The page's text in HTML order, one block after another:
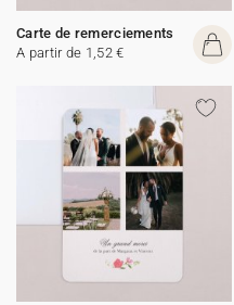
Carte de remerciements
A partir de 1,52 €